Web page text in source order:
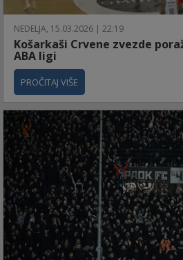
NEDELJA, 15.03.2026 | 22:19
Košarkaši Crvene zvezde
ABA ligi
PROČITAJ VIŠE